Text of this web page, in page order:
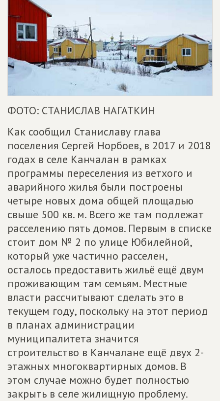
ФОТО: СТАНИСЛАВ НАГАТКИН
Как сообщил Станиславу глава
поселения Сергей Норбоев, в 2017 и 2018
годах в селе Канчалан в рамках
программы переселения из ветхого и
аварийного жилья были построены
четыре новых дома общей площадью
свыше 500 кв. м. Всего же там подлежат
расселению пять домов. Первым в списке
стоит дом № 2 по улице Юбилейной,
который уже частично расселен,
осталось предоставить жильё ещё двум
проживающим там семьям. Местные
власти рассчитывают сделать это в
текущем году, поскольку на этот период
в планах администрации
муниципалитета значится
строительство в Канчалане ещё двух 2-
этажных многоквартирных домов. В
этом случае можно будет полностью
закрыть в селе жилищную проблему.